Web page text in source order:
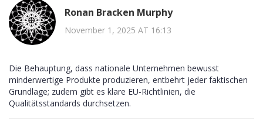
Ronan Bracken Murphy
November 1, 2025 AT 16:13
Die Behauptung, dass nationale Unternehmen bewusst
minderwertige Produkte produzieren, entbehrt jeder faktischen
Grundlage; zudem gibt es klare EU‑Richtlinien, die
Qualitätsstandards durchsetzen.